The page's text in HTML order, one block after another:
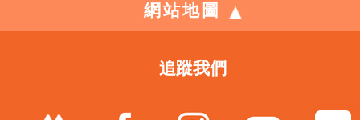
網站地圖
追蹤我們